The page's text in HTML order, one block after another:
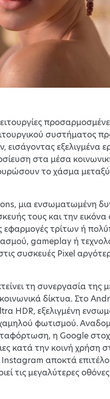
συστήματος
εξελιγμένα
στα μέσα
το χάσμα
μια ενσωματωμένη
τους και την
τρίτων ή
gameplay ή
συσκευές Pixel
τη συνεργασία της
δίκτυα. Στο
HDR, εξελιγμένη
φωτισμού.
η Google
κατά την κοινή χρήση
αποκτά
τις μεγαλύτερες